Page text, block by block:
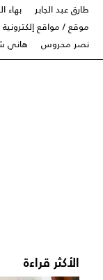
طارق عبد الجابر
بهاء
موقع / مواقع إلكترونية
نصر محروس
هاني
الأكثر قراءة